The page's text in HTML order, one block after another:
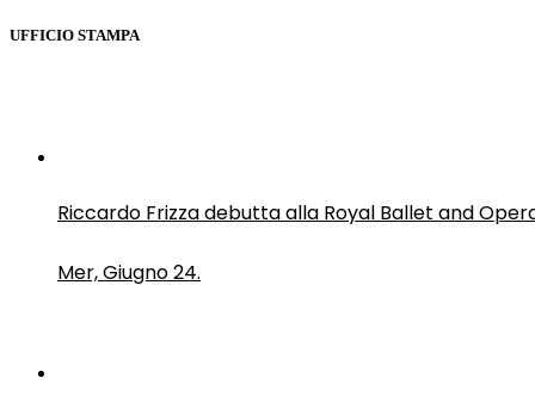
UFFICIO STAMPA
Riccardo Frizza debutta alla Royal Ballet and
Mer, Giugno 24.